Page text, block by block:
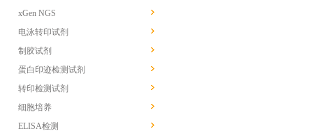
xGen NGS
电泳转印试剂
制胶试剂
蛋白印迹检测试剂
转印检测试剂
细胞培养
ELISA检测